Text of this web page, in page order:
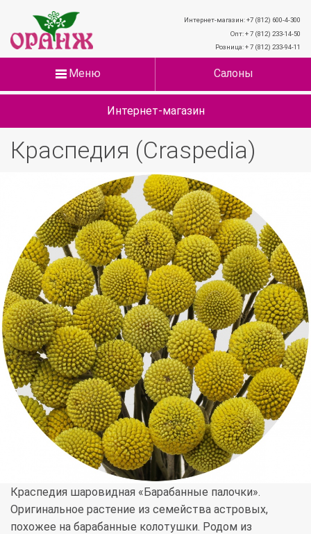
Интернет-магазин: +7 (812) 600-4-300
Опт: + 7 (812) 233-14-50
Розница: + 7 (812) 233-94-11
Меню Салоны
Интернет-магазин
Краспедия (Craspedia)
Краспедия шаровидная «Барабанные палочки».
Оригинальное растение из семейства астровых,
похожее на барабанные колотушки. Родом из